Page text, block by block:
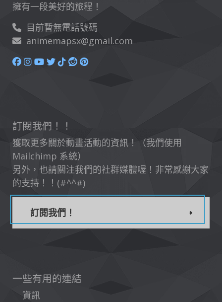
擁有一段美好的旅程！
目前暫無電話號碼
animemapsx@gmail.com
訂閱我們！！
獲取更多關於動畫活動的資訊！（我們使用
Mailchimp 系統）
另外，也請關注我們的社群媒體喔！非常感謝大家
的支持！！(#^^#)
訂閱我們！
一些有用的連結
資訊